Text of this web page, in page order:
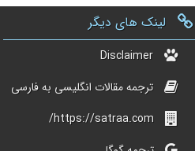
لینک های دیگر
Disclaimer
ترجمه مقالات انگلیسی به فارسی
https://satraa.com/